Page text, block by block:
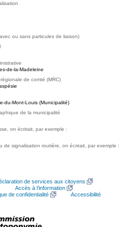
ou sans particules de liaison)
de-la-Madeleine
de comté (MRC)
du-Mont-Louis (Municipalité)
de la municipalité
on écrirait, par exemple :
de signalisation routière, on écrirait, par exemple :
de services aux citoyens
Accès à l’information
de confidentialité
Accessibilité